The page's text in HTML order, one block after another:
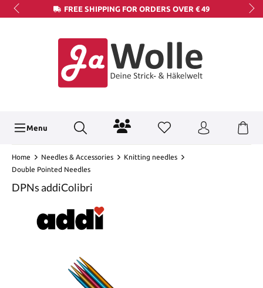
FREE SHIPPING FOR ORDERS OVER € 49
Menu
Home Needles & Accessories
Knitting needles
Double Pointed Needles
DPNs addiColibri